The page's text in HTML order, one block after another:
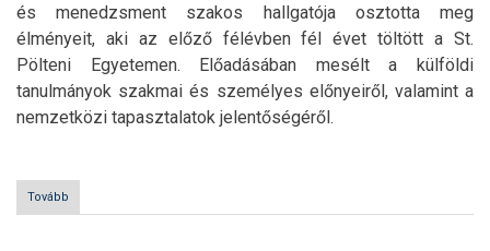
és menedzsment szakos hallgatója osztotta meg
élményeit, aki az előző félévben fél évet töltött a St.
Pölteni Egyetemen. Előadásában mesélt a külföldi
tanulmányok szakmai és személyes előnyeiről, valamint a
nemzetközi tapasztalatok jelentőségéről.
Tovább
Café